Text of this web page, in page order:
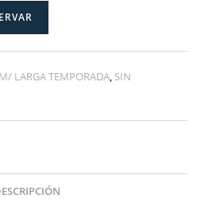
M/ LARGA TEMPORADA SIN